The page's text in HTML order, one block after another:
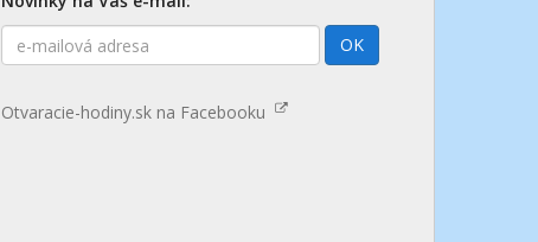
E-
mailová
OK
Otvaracie-hodiny.sk na Facebooku